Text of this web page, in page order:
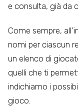
e consulta, già da
Come sempre,
nomi per ciascun
un elenco di
quelli che ti
indichiamo i
gioco.